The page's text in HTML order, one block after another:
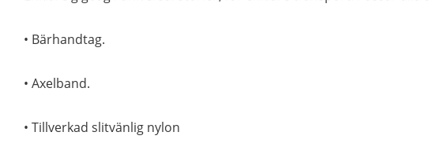
• Bärhandtag.
• Axelband.
• Tillverkad slitvänlig nylon